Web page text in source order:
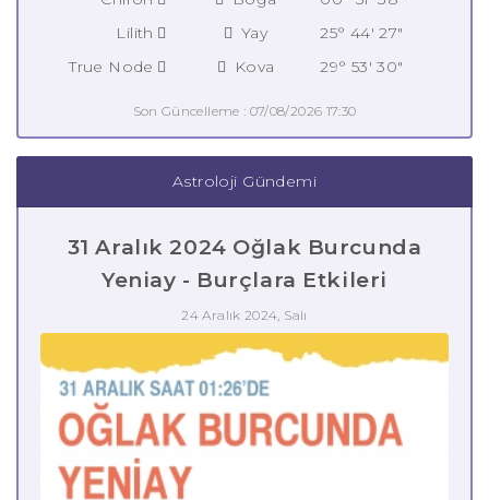
Lilith
Yay
25° 44' 27"
True Node
Kova 29° 53' 30"
Son Güncelleme : 07/08/2026 17:30
Astroloji Gündemi
31 Aralık 2024 Oğlak Burcunda
Yeniay - Burçlara Etkileri
24 Aralık 2024, Salı